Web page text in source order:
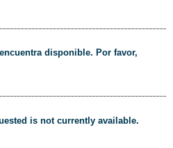
disponible. Por favor,
is not currently available.